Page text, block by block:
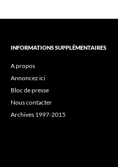
INFORMATIONS SUPPLÉMENTAIRES
A propos
Annoncez ici
Bloc de presse
Nous contacter
Archives 1997-2015